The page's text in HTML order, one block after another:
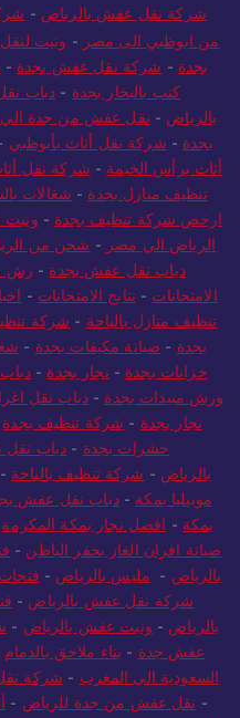
شركة نقل عفش بالرياض -
من ابوظبي الى مصر - ونيت
بجدة - شركة نقل عفش بجدة -
كنب بالبخار بجدة - دباب
بالرياض - نقل عفش من جدة الي
بجدة - شركة نقل أثاث بأبوظبي
أثاث برأس الخيمة - شركة نقل
تنظيف منازل بجدة - شغالات
ارخص شركة تنظيف بجدة -
الرياض الي مصر - شحن من
دباب نقل عفش بجدة - رش
الامتحانات - نتايج الامتحانات -
تنظيف منازل بالباحة - شركة
بجدة - صيانة مكيفات بجدة -
خزانات بجدة - نجار بجدة -
ورش مبيدات بجدة -دباب نقل
نجار بجدة - شركة تنظيف بجدة
حشرات بجدة - دباب
بالرياض - شركة تنظيف بالباحة -
موبيليا بمكة -دباب نقل عفش
بمكة - افضل نجار بمكة المكرمة
صيانة افران الغاز بحفر الباطن -
بالرياض - مليس بالرياض -
شركة نقل عفش بالرياض -
بالرياض - ونيت عفش بالرياض -
عفش جدة - بناء ملاحق بالدمام
السعودية الى المغرب - شركة
- نقل عفش من جدة للرياض -